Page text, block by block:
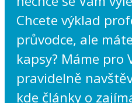
Chcete výklad
průvodce, ale
kapsy? Máme pro
pravidelně
kde články o